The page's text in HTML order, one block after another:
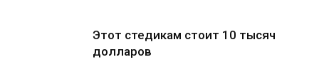
Этот стедикам стоит 10 тысяч
долларов